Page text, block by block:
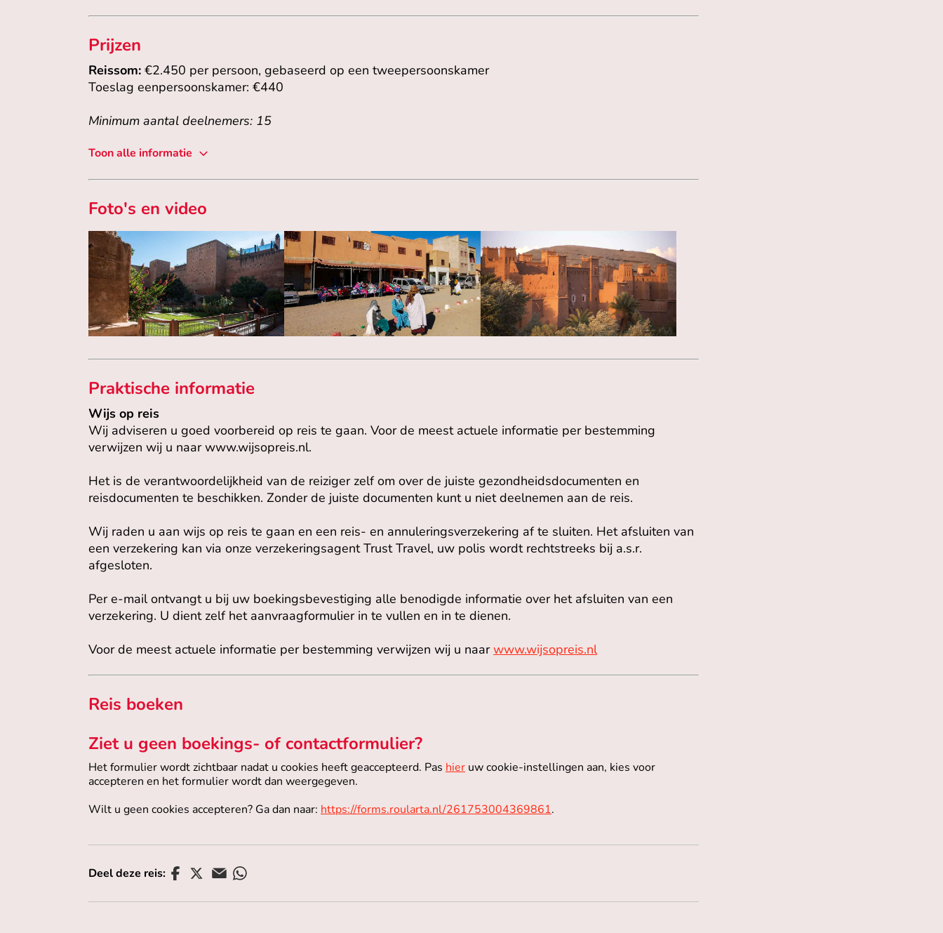
Prijzen
Reissom: €2.450 per persoon, gebaseerd op een tweepersoonskamer
Toeslag eenpersoonskamer: €440
Minimum aantal deelnemers: 15
Toon alle informatie
Foto's en video
Praktische informatie
Wijs op reis
Wij adviseren u goed voorbereid op reis te gaan. Voor de meest actuele informatie per bestemming
verwijzen wij u naar www.wijsopreis.nl.
Het is de verantwoordelijkheid van de reiziger zelf om over de juiste gezondheidsdocumenten en
reisdocumenten te beschikken. Zonder de juiste documenten kunt u niet deelnemen aan de reis.
Wij raden u aan wijs op reis te gaan en een reis- en annuleringsverzekering af te sluiten. Het afsluiten van
een verzekering kan via onze verzekeringsagent Trust Travel, uw polis wordt rechtstreeks bij a.s.r.
afgesloten.
Per e-mail ontvangt u bij uw boekingsbevestiging alle benodigde informatie over het afsluiten van een
verzekering. U dient zelf het aanvraagformulier in te vullen en in te dienen.
Voor de meest actuele informatie per bestemming verwijzen wij u naarwww.wijsopreis.nl
Reis boeken
Ziet u geen boekings- of contactformulier?
Het formulier wordt zichtbaar nadat u cookies heeft geaccepteerd. Pas hier uw cookie-instellingen aan, kies voor
accepteren en het formulier wordt dan weergegeven.
Wilt u geen cookies accepteren? Ga dan naar: https://forms.roularta.nl/261753004369861.
Deel deze reis: